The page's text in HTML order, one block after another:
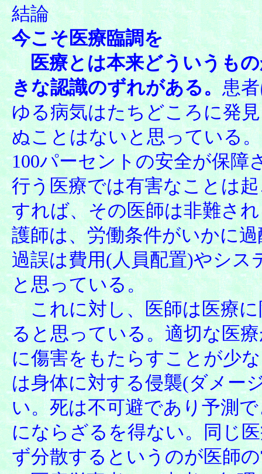
結論
今こそ医療臨調を
医療とは本来どういうも
きな認識のずれがある。患
ゆる病気はたちどころに発
ぬことはないと思っている
100パーセントの安全が保障
行う医療では有害なことは
すれば、その医師は非難さ
護師は、労働条件がいかに
過誤は費用(人員配置)やシス
と思っている。
これに対し、医師は医療に
ると思っている。適切な医
に傷害をもたらすことが少
は身体に対する侵襲(ダメー
い。死は不可避であり予測
にならざるを得ない。同じ
ず分散するというのが医師